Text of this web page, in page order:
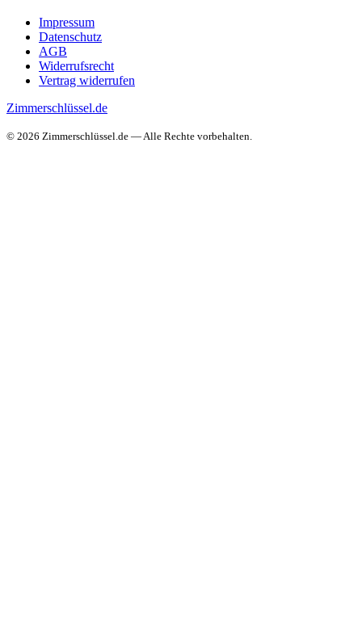
Impressum
Datenschutz
AGB
Widerrufsrecht
Vertrag widerrufen
Zimmerschlüssel.de
© 2026 Zimmerschlüssel.de — Alle Rechte vorbehalten.